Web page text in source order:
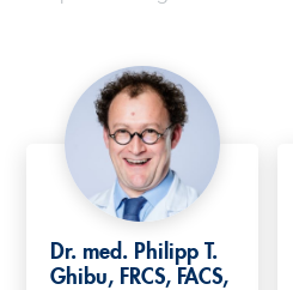
Dr. med. Philipp T.
Ghibu, FRCS, FACS,